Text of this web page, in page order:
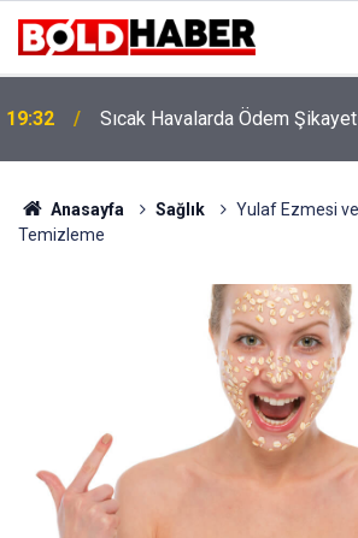
19:32 Sıcak Havalarda Ödem
Anasayfa Sağlık
Yulaf Ezmesi
Temizleme